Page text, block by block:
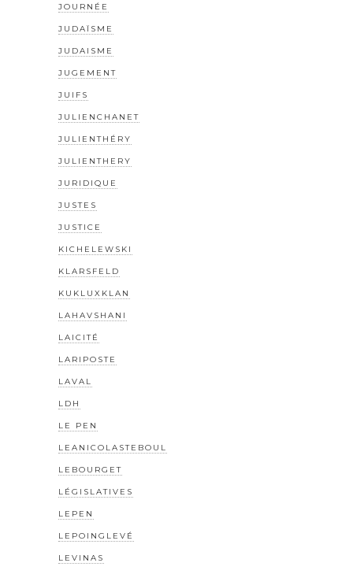
JOURNÉE
JUDAÏSME
JUDAISME
JUGEMENT
JUIFS
JULIENCHANET
JULIENTHÉRY
JULIENTHERY
JURIDIQUE
JUSTES
JUSTICE
KICHELEWSKI
KLARSFELD
KUKLUXKLAN
LAHAVSHANI
LAICITÉ
LARIPOSTE
LAVAL
LDH
LE PEN
LEANICOLASTEBOUL
LEBOURGET
LÉGISLATIVES
LEPEN
LEPOINGLEVÉ
LEVINAS